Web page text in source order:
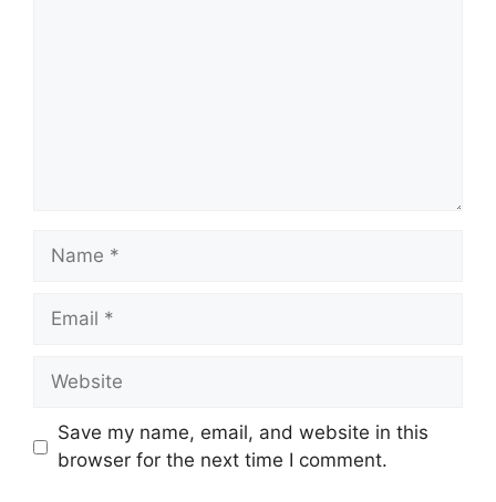
Name
Email
Website
Save my name, email, and website in this
browser for the next time I comment.